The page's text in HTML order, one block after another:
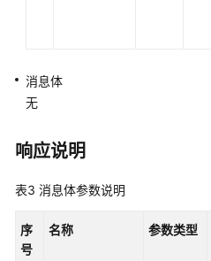
录
回
消息体
无
响应说明
表3 消息体参数说明
序
号
名称 参数类型